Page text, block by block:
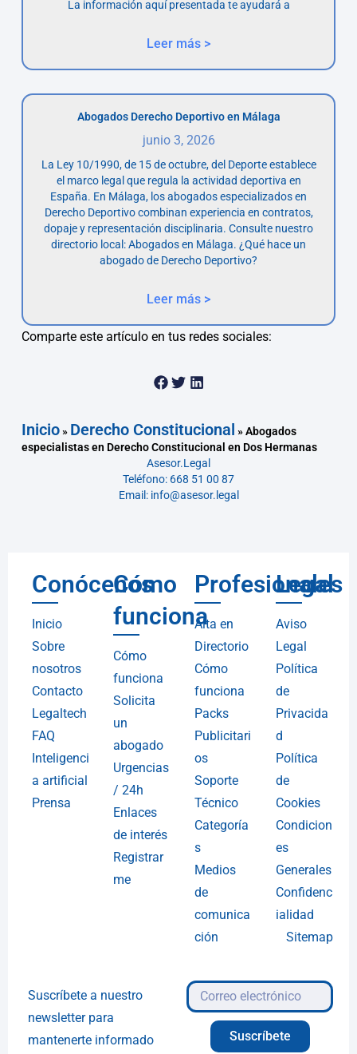
La información aquí presentada te ayudará a
Leer más >
Abogados Derecho Deportivo en Málaga
junio 3, 2026
La Ley 10/1990, de 15 de octubre, del Deporte establece
el marco legal que regula la actividad deportiva en
España. En Málaga, los abogados especializados en
Derecho Deportivo combinan experiencia en contratos,
dopaje y representación disciplinaria. Consulte nuestro
directorio local: Abogados en Málaga. ¿Qué hace un
abogado de Derecho Deportivo?
Leer más >
Comparte este artículo en tus redes sociales:
Inicio» Derecho Constitucional »Abogados
especialistas en Derecho Constitucional en Dos Hermanas
Asesor.Legal
Teléfono: 668 51 00 87
Email: info@asesor.legal
Conócenos
Inicio
Sobre
nosotros
Contacto
Legaltech
FAQ
Inteligenci
a artificial
Prensa
Cómo
funciona
Cómo
funciona
Solicita
un
abogado
Urgencias
/ 24h
Enlaces
de interés
Registrar
me
Profesionales
Alta en
Directorio
Cómo
funciona
Packs
Publicitari
os
Soporte
Técnico
Categoría
s
Medios
de
comunica
ción
Legal
Aviso
Legal
Política
de
Privacida
d
Política
de
Cookies
Condicion
es
Generales
Confidenc
ialidad
Sitemap
Suscríbete a nuestro
newsletter para
mantenerte informado
Suscríbete